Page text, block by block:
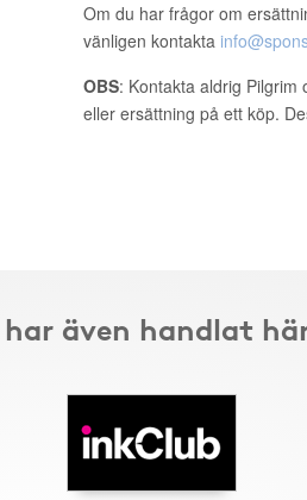
Om du har frågor om
vänligen kontakta
OBS: Kontakta aldrig
eller ersättning på ett köp.
även handlat